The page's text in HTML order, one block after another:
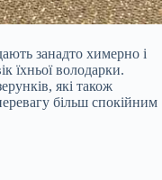
занадто химерно і
їхньої володарки.
які також
більш спокійним